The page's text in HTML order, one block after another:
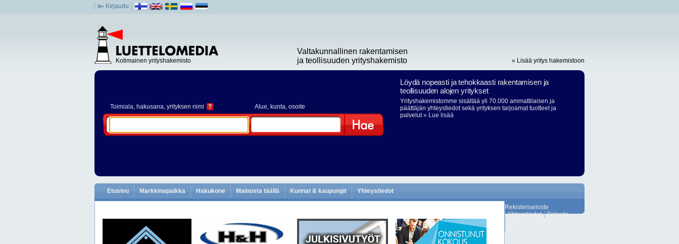
Kirjaudu
Kotimainen yrityshakemisto
Valtakunnallinen rakentamisen
ja teollisuuden yrityshakemisto
» Lisää yritys hakemistoon
Toimiala, hakusana, yrityksen nimi ? Alue, kunta, osoite
Löydä nopeasti ja tehokkaasti rakentamisen ja
teollisuuden alojen yritykset
Yrityshakemistomme sisältää yli 70.000 ammattilaisen ja
päättäjän yhteystiedot sekä yrityksen tarjoamat tuotteet ja
palvelut» Lue lisää
Etusivu Markkinapaikka Hakukone Mainosta täällä Kunnat & kaupungit Yhteystiedot
Rekisteriseloste
Yhteystiedot
Palaute